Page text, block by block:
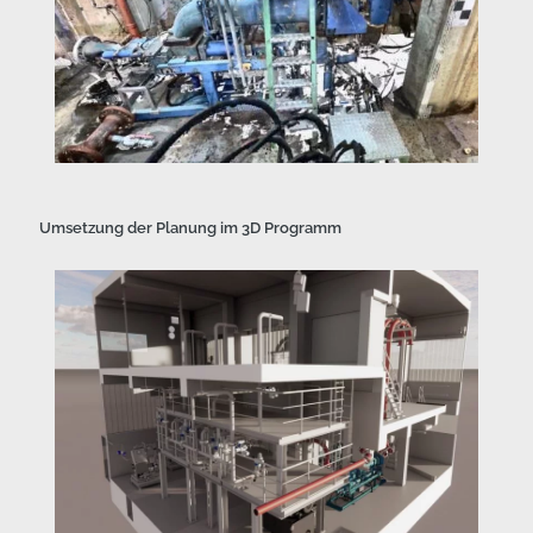
Umsetzung der Planung im 3D Programm